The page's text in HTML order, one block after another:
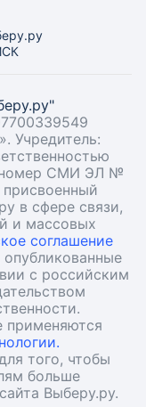
Учредитель:
номер СМИ ЭЛ №
в сфере связи,
и массовых
соглашение
с российским
применяются
того, чтобы
больше
Выберу.ру.